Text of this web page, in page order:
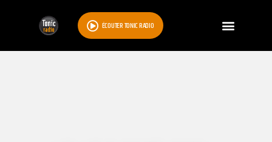
ÉCOUTER TONIC RADIO